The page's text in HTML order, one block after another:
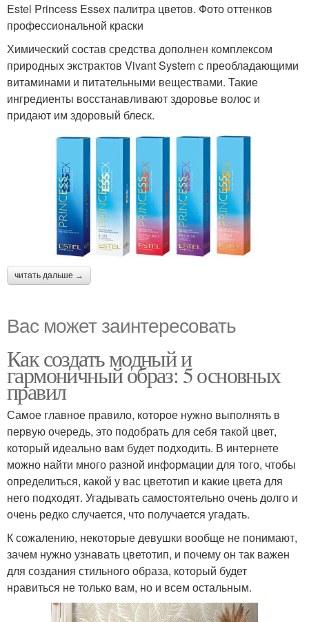
Estel Princess Essex палитра цветов. Фото оттенков
профессиональной краски
Химический состав средства дополнен комплексом
природных экстрактов Vivant System с преобладающими
витаминами и питательными веществами. Такие
ингредиенты восстанавливают здоровье волос и
придают им здоровый блеск.
читать дальше →
Вас может заинтересовать
Как создать модный и
гармоничный образ: 5 основных
правил
Самое главное правило, которое нужно выполнять в
первую очередь, это подобрать для себя такой цвет,
который идеально вам будет подходить. В интернете
можно найти много разной информации для того, чтобы
определиться, какой у вас цветотип и какие цвета для
него подходят. Угадывать самостоятельно очень долго и
очень редко случается, что получается угадать.
К сожалению, некоторые девушки вообще не понимают,
зачем нужно узнавать цветотип, и почему он так важен
для создания стильного образа, который будет
нравиться не только вам, но и всем остальным.